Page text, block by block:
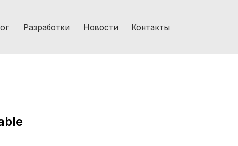
Разработки Новости Контакты